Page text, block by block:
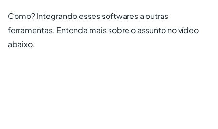
Como? Integrando esses softwares a outras
ferramentas. Entenda mais sobre o assunto no vídeo
abaixo.